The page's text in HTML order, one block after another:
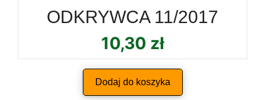
ODKRYWCA 11/2017
10,30 zł
Dodaj do koszyka